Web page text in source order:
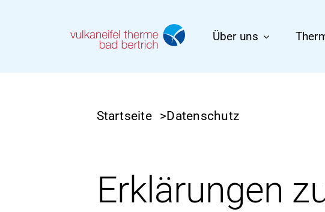
Über uns
Startseite >Datenschutz
Erklärungen